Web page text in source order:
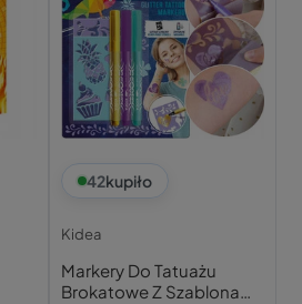
42kupiło
Kidea
Markery Do Tatuażu
Brokatowe Z Szablonami